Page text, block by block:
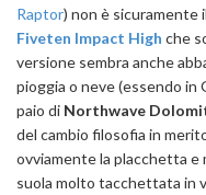
Raptor) non è sicuramente
Fiveten Impact High che
versione sembra anche
pioggia o neve (essendo
paio di Northwave
del cambio filosofia in
ovviamente la placchetta e
suola molto tacchettata in